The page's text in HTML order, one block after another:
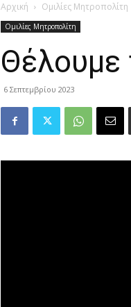
Αρχική Ομιλίες Μητροπολίτη
Ομιλίες Μητροπολίτη
Θέλουμε
6 Σεπτεμβρίου 2023